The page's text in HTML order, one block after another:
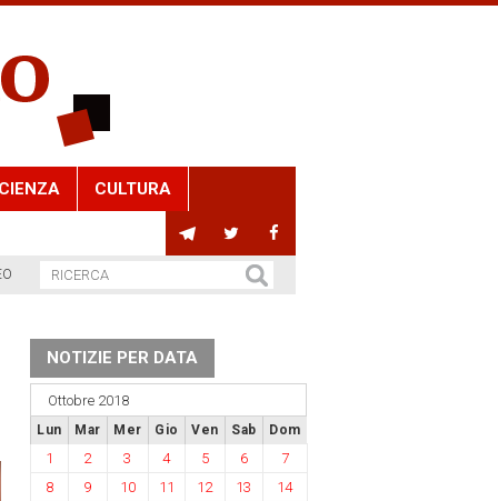
CULTURA
NOTIZIE PER DATA
Ottobre 2018
Lun Mar Mer Gio Ven Sab Dom
1 2 3 4 5 6
7
8
9 10 11 12 13
14